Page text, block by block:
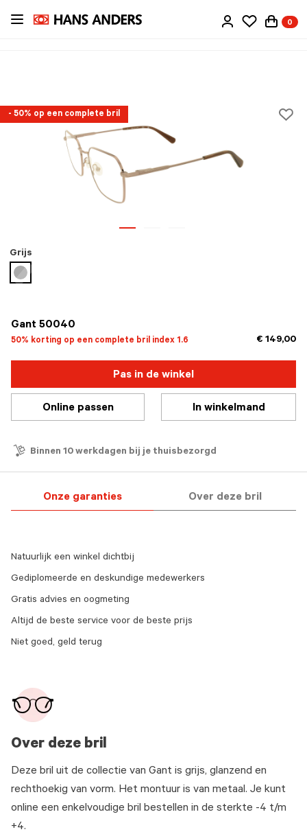
Ga
0
- 50% op een complete bril
Gant 50040
50% korting op een complete bril index 1.6 € 149,00
Grijs
geselecteerd
Pas in de winkel
Online passen In winkelmand
Binnen 10 werkdagen bij je thuisbezorgd
Onze garanties Over deze bril
Over deze bril
Deze bril uit de collectie van Gant is grijs, glanzend en
rechthoekig van vorm. Het montuur is van metaal. Je kunt
online een enkelvoudige bril bestellen in de sterkte -4 t/m
+4.
Natuurlijk een winkel dichtbij
Gediplomeerde en deskundige medewerkers
Gratis advies en oogmeting
Altijd de beste service voor de beste prijs
Niet goed, geld terug